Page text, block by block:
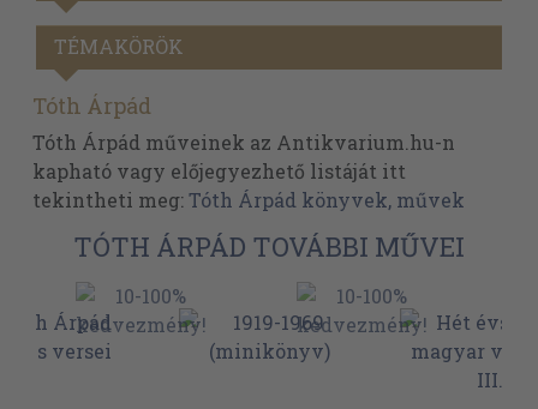
TÉMAKÖRÖK
Tóth Árpád
Tóth Árpád műveinek az Antikvarium.hu-n
kapható vagy előjegyezhető listáját itt
tekintheti meg:Tóth Árpád könyvek, művek
TÓTH ÁRPÁD TOVÁBBI MŰVEI